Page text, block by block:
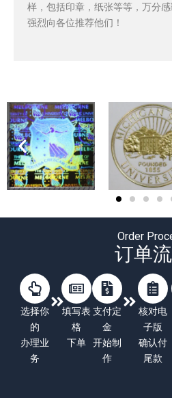
样，包括印章，纸张等等，万分
强烈向各位推荐他们！
Order
订单
选择你
的
办理业
务
填写表
格
下单
支付定
金
开始制
作
核对电
子版
确认付
尾款